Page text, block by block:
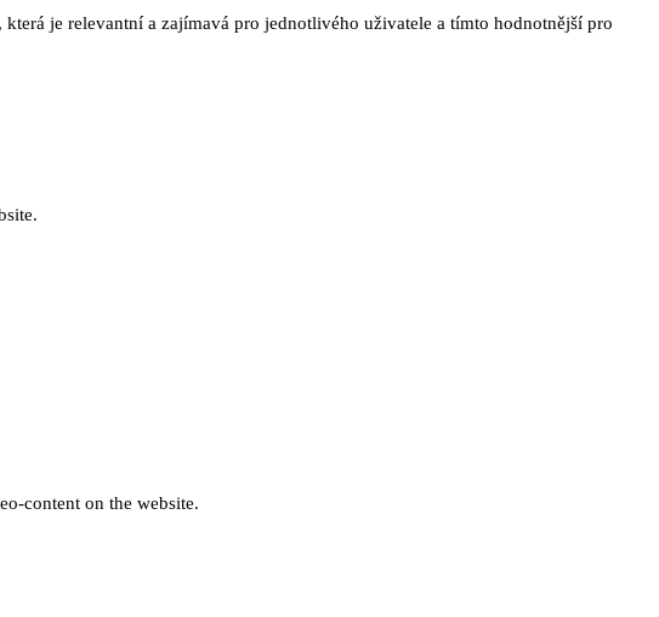
je relevantní a zajímavá pro jednotlivého uživatele a tímto hodnotnější pro
content on the website.